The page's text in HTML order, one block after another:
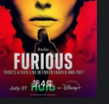
第4集